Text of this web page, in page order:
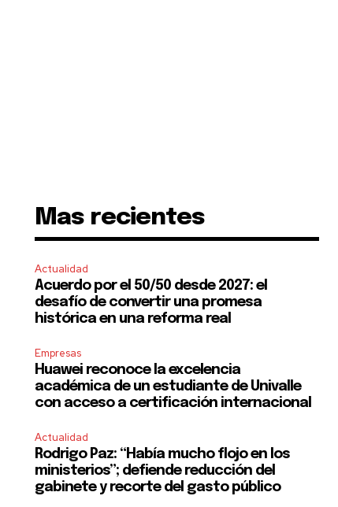
Mas recientes
Actualidad
Acuerdo por el 50/50 desde 2027: el
desafío de convertir una promesa
histórica en una reforma real
Empresas
Huawei reconoce la excelencia
académica de un estudiante de Univalle
con acceso a certificación internacional
Actualidad
Rodrigo Paz: “Había mucho flojo en los
ministerios”; defiende reducción del
gabinete y recorte del gasto público